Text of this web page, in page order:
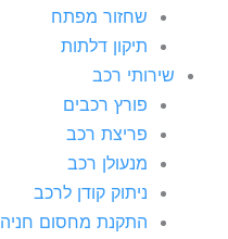
שחזור מפתח
תיקון דלתות
שירותי רכב
פורץ רכבים
פריצת רכב
מנעולן רכב
ניתוק קודן לרכב
התקנת מחסום חניה